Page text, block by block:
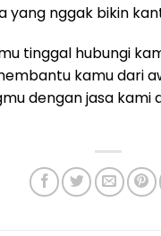
nggak bikin
tinggal hubungi
kamu dari
dengan jasa